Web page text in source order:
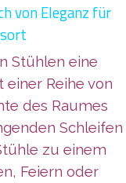
von Eleganz für
Stühlen eine
Reihe von
des Raumes
Schleifen
zu einem
Feiern oder